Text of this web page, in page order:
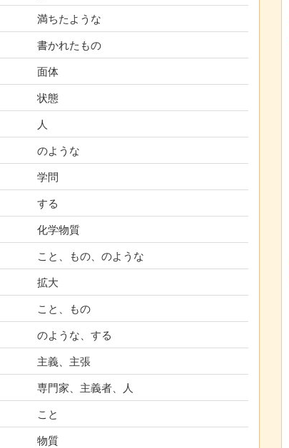
満ちたような
書かれたもの
面体
状態
人
のような
学問
する
化学物質
こと、もの、のような
拡大
こと、もの
のような、する
主義、主張
専門家、主義者、人
こと
物質